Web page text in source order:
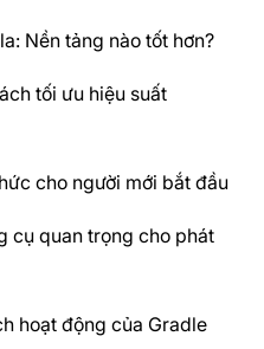
Nền tảng nào tốt hơn?
tối ưu hiệu suất
cho người mới bắt đầu
cụ quan trọng cho phát
hoạt động của Gradle